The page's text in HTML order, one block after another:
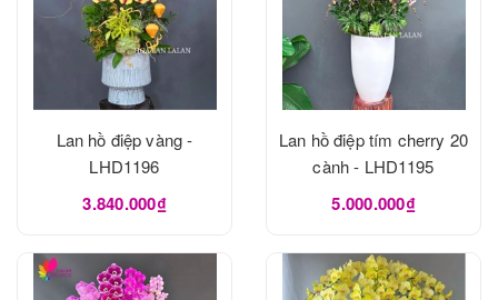
Lan hồ điệp vàng -
LHD1196
3.840.000₫
Lan hồ điệp tím cherry 20
cành - LHD1195
5.000.000₫